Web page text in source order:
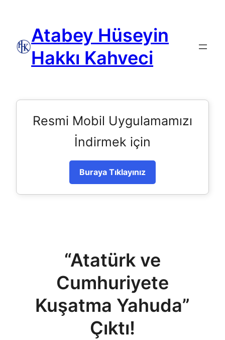
Atabey Hüseyin
Hakkı Kahveci
Resmi Mobil Uygulamamızı
İndirmek için
Buraya Tıklayınız
“Atatürk ve
Cumhuriyete
Kuşatma Yahuda”
Çıktı!